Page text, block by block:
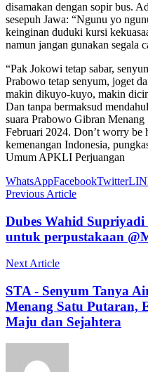
disamakan dengan sopir bus.
sesepuh Jawa: “Ngunu yo
keinginan duduki kursi
namun jangan gunakan segala
“Pak Jokowi tetap sabar,
Prabowo tetap senyum, joget
makin dikuyo-kuyo, makin
Dan tanpa bermaksud
suara Prabowo Gibran
Februari 2024. Don’t worry be
kemenangan Indonesia,
Umum APKLI Perjuangan
WhatsAppFacebookTwitter
Previous Article
Dubes Wahid
untuk perpustakaan
Next Article
STA - Senyum Tanya
Menang Satu Putaran,
Maju dan Sejahtera